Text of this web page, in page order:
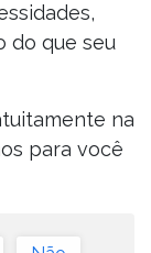
do que seu
na
para você